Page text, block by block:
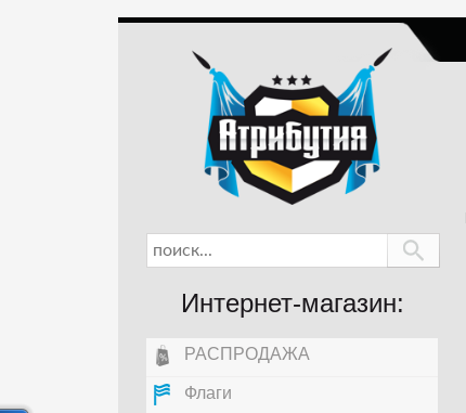
Интернет-магазин:
РАСПРОДАЖА
Флаги